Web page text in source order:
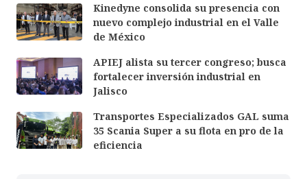
Kinedyne consolida su presencia con
nuevo complejo industrial en el Valle
de México
APIEJ alista su tercer congreso; busca
fortalecer inversión industrial en
Jalisco
Transportes Especializados GAL suma
35 Scania Super a su flota en pro de la
eficiencia